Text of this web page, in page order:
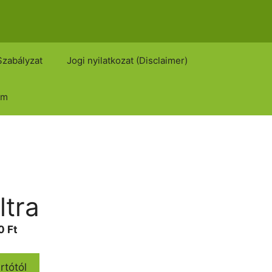
Jogi nyilatkozat (Disclaimer)
FtCurrent
is: